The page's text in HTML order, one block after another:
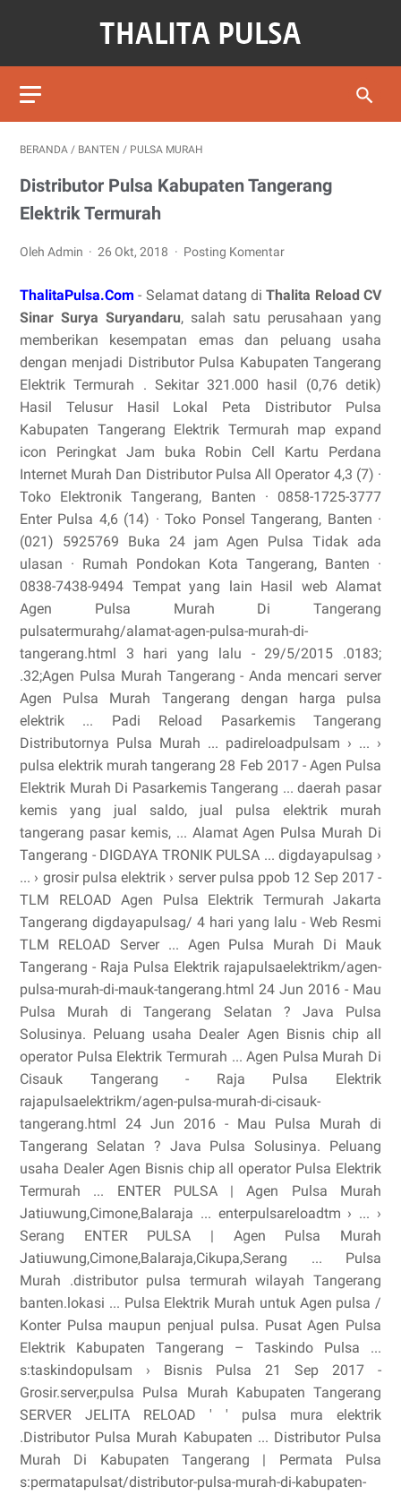
BERANDA / BANTEN / PULSA MURAH
Distributor Pulsa Kabupaten Tangerang
Elektrik Termurah
Oleh Admin 26 Okt, 2018 Posting Komentar
ThalitaPulsa.Com - Selamat datang diThalita Reload CV
Sinar Surya Suryandaru, salah satu perusahaan yang
memberikan kesempatan emas dan peluang usaha
dengan menjadi Distributor Pulsa Kabupaten Tangerang
Elektrik Termurah . Sekitar 321.000 hasil (0,76 detik)
Hasil Telusur Hasil Lokal Peta Distributor Pulsa
Kabupaten Tangerang Elektrik Termurah map expand
icon Peringkat Jam buka Robin Cell Kartu Perdana
Internet Murah Dan Distributor Pulsa All Operator 4,3 (7) ·
Toko Elektronik Tangerang, Banten · 0858-1725-3777
Enter Pulsa 4,6 (14) · Toko Ponsel Tangerang, Banten ·
(021) 5925769 Buka 24 jam Agen Pulsa Tidak ada
ulasan · Rumah Pondokan Kota Tangerang, Banten ·
0838-7438-9494 Tempat yang lain Hasil web Alamat
Agen Pulsa Murah Di Tangerang
pulsatermurahg/alamat-agen-pulsa-murah-di-
tangerang.html 3 hari yang lalu - 29/5/2015 .0183;
.32;Agen Pulsa Murah Tangerang - Anda mencari server
Agen Pulsa Murah Tangerang dengan harga pulsa
elektrik ... Padi Reload Pasarkemis Tangerang
Distributornya Pulsa Murah ... padireloadpulsam › ... ›
pulsa elektrik murah tangerang 28 Feb 2017 - Agen Pulsa
Elektrik Murah Di Pasarkemis Tangerang ... daerah pasar
kemis yang jual saldo, jual pulsa elektrik murah
tangerang pasar kemis, ... Alamat Agen Pulsa Murah Di
Tangerang - DIGDAYA TRONIK PULSA ... digdayapulsag ›
... › grosir pulsa elektrik › server pulsa ppob 12 Sep 2017 -
TLM RELOAD Agen Pulsa Elektrik Termurah Jakarta
Tangerang digdayapulsag/ 4 hari yang lalu - Web Resmi
TLM RELOAD Server ... Agen Pulsa Murah Di Mauk
Tangerang - Raja Pulsa Elektrik rajapulsaelektrikm/agen-
pulsa-murah-di-mauk-tangerang.html 24 Jun 2016 - Mau
Pulsa Murah di Tangerang Selatan ? Java Pulsa
Solusinya. Peluang usaha Dealer Agen Bisnis chip all
operator Pulsa Elektrik Termurah ... Agen Pulsa Murah Di
Cisauk Tangerang - Raja Pulsa Elektrik
rajapulsaelektrikm/agen-pulsa-murah-di-cisauk-
tangerang.html 24 Jun 2016 - Mau Pulsa Murah di
Tangerang Selatan ? Java Pulsa Solusinya. Peluang
usaha Dealer Agen Bisnis chip all operator Pulsa Elektrik
Termurah ... ENTER PULSA | Agen Pulsa Murah
Jatiuwung,Cimone,Balaraja ... enterpulsareloadtm › ... ›
Serang ENTER PULSA | Agen Pulsa Murah
Jatiuwung,Cimone,Balaraja,Cikupa,Serang ... Pulsa
Murah .distributor pulsa termurah wilayah Tangerang
banten.lokasi ... Pulsa Elektrik Murah untuk Agen pulsa /
Konter Pulsa maupun penjual pulsa. Pusat Agen Pulsa
Elektrik Kabupaten Tangerang – Taskindo Pulsa ...
s:taskindopulsam › Bisnis Pulsa 21 Sep 2017 -
Grosir.server,pulsa Pulsa Murah Kabupaten Tangerang
SERVER JELITA RELOAD ' ' pulsa mura elektrik
.Distributor Pulsa Murah Kabupaten ... Distributor Pulsa
Murah Di Kabupaten Tangerang | Permata Pulsa
s:permatapulsat/distributor-pulsa-murah-di-kabupaten-